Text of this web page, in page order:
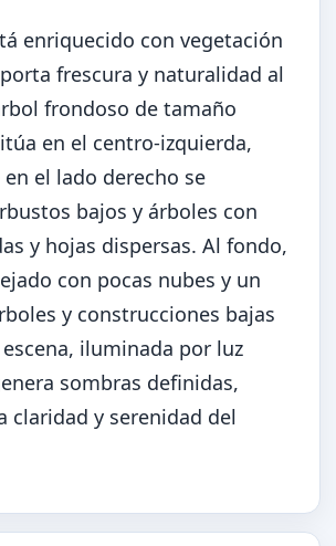
enriquecido con vegetación
frescura y naturalidad al
frondoso de tamaño
en el centro-izquierda,
el lado derecho se
bajos y árboles con
y hojas dispersas. Al fondo,
con pocas nubes y un
y construcciones bajas
iluminada por luz
sombras definidas,
claridad y serenidad del